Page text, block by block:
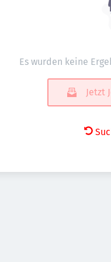
Es wurden keine
Jetzt